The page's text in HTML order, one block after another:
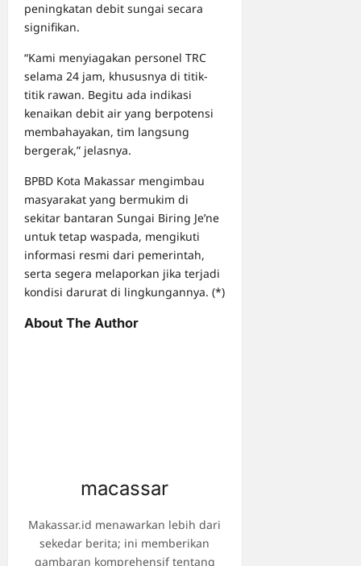
peningkatan debit sungai secara
signifikan.
“Kami menyiagakan personel TRC
selama 24 jam, khususnya di titik-
titik rawan. Begitu ada indikasi
kenaikan debit air yang berpotensi
membahayakan, tim langsung
bergerak,” jelasnya.
BPBD Kota Makassar mengimbau
masyarakat yang bermukim di
sekitar bantaran Sungai Biring Je’ne
untuk tetap waspada, mengikuti
informasi resmi dari pemerintah,
serta segera melaporkan jika terjadi
kondisi darurat di lingkungannya. (*)
About The Author
macassar
Makassar.id menawarkan lebih dari
sekedar berita; ini memberikan
gambaran komprehensif tentang